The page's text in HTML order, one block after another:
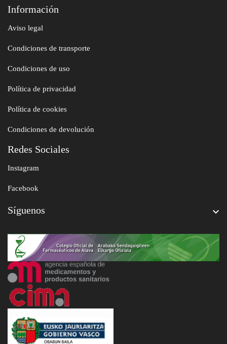
Información
Aviso legal
Condiciones de transporte
Condiciones de uso
Política de privacidad
Política de cookies
Condiciones de devolución
Redes Sociales
Instagram
Facebook
Síguenos 